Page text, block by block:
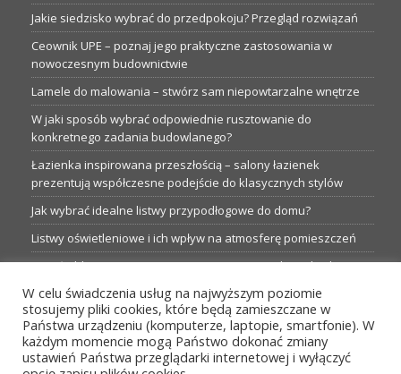
Jakie siedzisko wybrać do przedpokoju? Przegląd rozwiązań
Ceownik UPE – poznaj jego praktyczne zastosowania w
nowoczesnym budownictwie
Lamele do malowania – stwórz sam niepowtarzalne wnętrze
W jaki sposób wybrać odpowiednie rusztowanie do
konkretnego zadania budowlanego?
Łazienka inspirowana przeszłością – salony łazienek
prezentują współczesne podejście do klasycznych stylów
Jak wybrać idealne listwy przypodłogowe do domu?
Listwy oświetleniowe i ich wpływ na atmosferę pomieszczeń
Garaże blaszane: Nieocenione magazyny podczas budowy
Profesjonalne hurtownie dla każdego budowlańca i instalatora
Proste metamorfozy aranżacji w łazience: 5 praktycznych
pomysłów
W celu świadczenia usług na najwyższym poziomie
stosujemy pliki cookies, które będą zamieszczane w
Państwa urządzeniu (komputerze, laptopie, smartfonie). W
każdym momencie mogą Państwo dokonać zmiany
ustawień Państwa przeglądarki internetowej i wyłączyć